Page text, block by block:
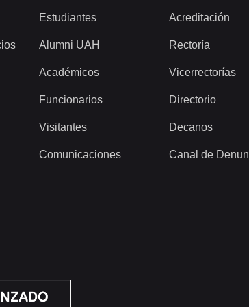
Estudiantes
Alumni UAH
Académicos
Funcionarios
Visitantes
Comunicaciones
Acreditación
Rectoría
Vicerrectorías
Directorio
Decanos
Canal de